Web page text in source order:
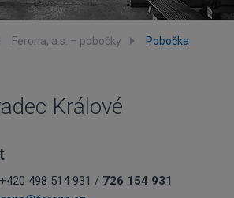
Ferona, a.s. – pobočky
Pobočka
Králové
+420 498 514 931 / 726 154 931